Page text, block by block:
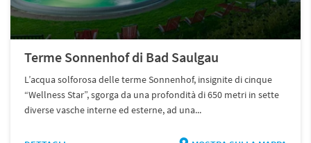
Terme Sonnenhof di Bad Saulgau
L’acqua solforosa delle terme Sonnenhof, insignite di cinque
“Wellness Star”, sgorga da una profondità di 650 metri in sette
diverse vasche interne ed esterne, ad una...